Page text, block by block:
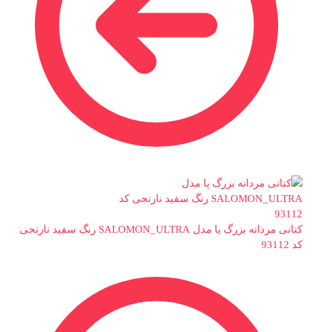
کتانی مردانه بزرگ پا مدل SALOMON_ULTRA رنگ سفید نارنجی
کد 93112